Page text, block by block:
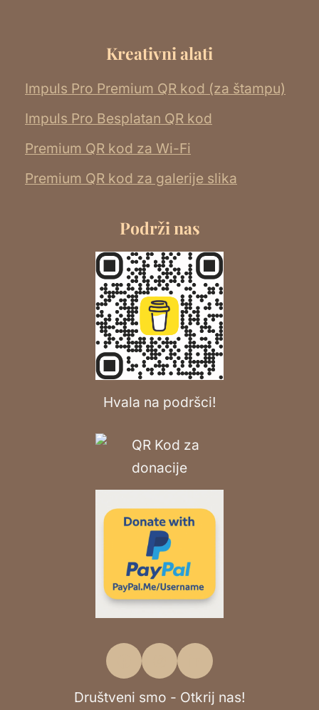
Kreativni alati
Impuls Pro Premium QR kod (za štampu)
Impuls Pro Besplatan QR kod
Premium QR kod za Wi-Fi
Premium QR kod za galerije slika
Podrži nas
Hvala na podršci!
Društveni smo - Otkrij nas!